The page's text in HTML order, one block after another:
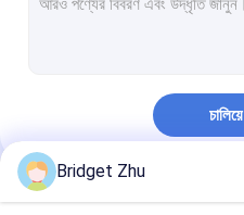
২ ইন ১ ইয়ারফোন এবং স্মার্টওয়াচ
চালিয়ে
আমাদের বিভাগসমূহ
Bridget Zhu